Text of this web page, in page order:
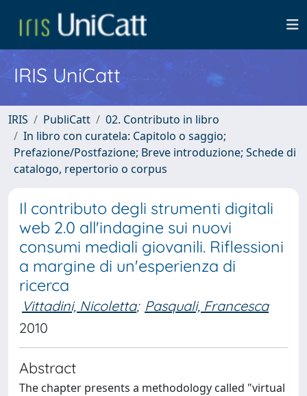
IRIS UniCatt
IRIS PubliCatt
02. Contributo in libro
In libro con curatela: Capitolo o saggio;
Prefazione/Postfazione; Breve introduzione; Schede di
catalogo, repertorio o corpus
Il contributo degli strumenti digitali
web 2.0 all'indagine sui nuovi
consumi mediali giovanili. Riflessioni
a margine di un'esperienza di
ricerca
Vittadini, Nicoletta; Pasquali, Francesca
2010
Abstract
The chapter presents a methodology called "virtual